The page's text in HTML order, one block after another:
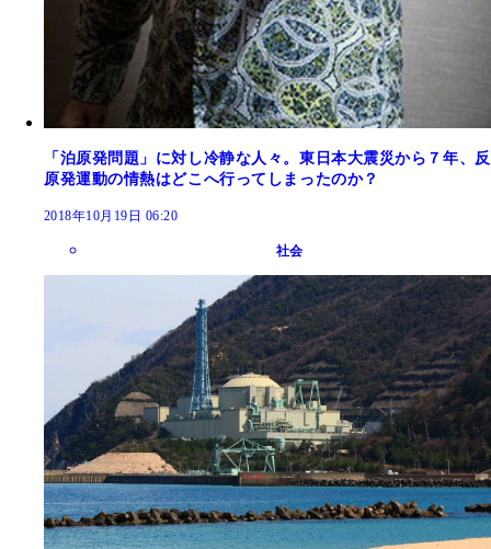
「泊原発問題」に対し冷静な人々。東日本大震災から７年、反
原発運動の情熱はどこへ行ってしまったのか？
2018年10月19日 06:20
社会